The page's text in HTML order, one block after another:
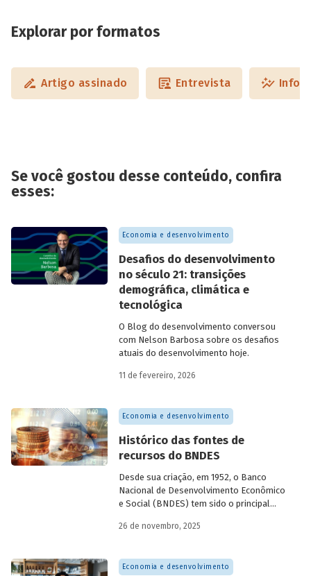
Explorar por formatos
Artigo assinado Entrevista
Se você gostou desse conteúdo, confira
esses:
Economia e desenvolvimento
Desafios do desenvolvimento
no século 21: transições
demográfica, climática e
tecnológica
O Blog do desenvolvimento conversou
com Nelson Barbosa sobre os desafios
atuais do desenvolvimento hoje.
11 de fevereiro, 2026
Economia e desenvolvimento
Histórico das fontes de
recursos do BNDES
Desde sua criação, em 1952, o Banco
Nacional de Desenvolvimento Econômico
e Social (BNDES) tem sido o principal
brasileiro, ocupando um espaço central
momentos de crise, como as de 2008 e
da Covid-19, e no combate à emergência
26 de novembro, 2025
Economia e desenvolvimento